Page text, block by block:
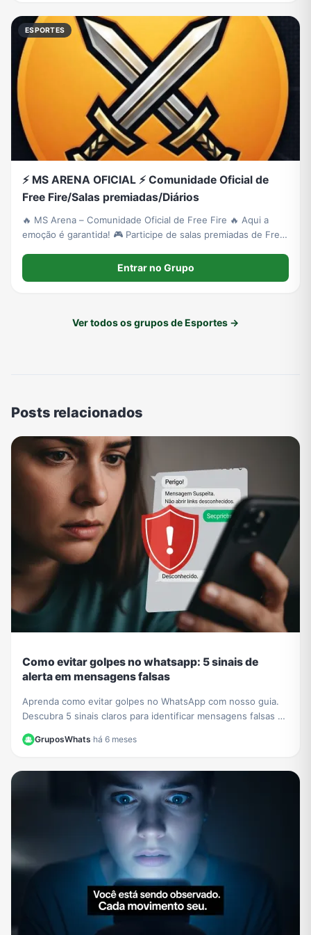
ESPORTES
⚡ MS ARENA OFICIAL ⚡ Comunidade Oficial de
Free Fire/Salas premiadas/Diários
🔥 MS Arena – Comunidade Oficial de Free Fire 🔥 Aqui a
emoção é garantida! 🎮 Participe de salas premiadas de Free
R$ 200, receba bonificações por kills e viva partidas cheias
de adrenalina.
Entrar no Grupo
Ver todos os grupos de Esportes →
Posts relacionados
Como evitar golpes no whatsapp: 5 sinais de
alerta em mensagens falsas
Aprenda como evitar golpes no WhatsApp com nosso guia.
Descubra 5 sinais claros para identificar mensagens falsas e
proteger seus dados de criminosos.
GruposWhats·há 6 meses